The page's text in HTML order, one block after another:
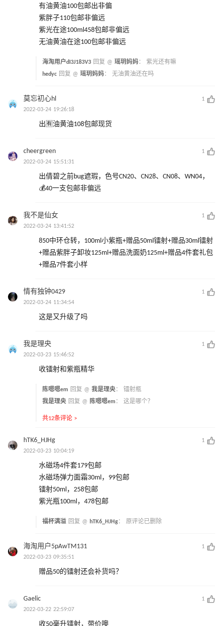
有油黄油100包邮出非偏
紫胖子110包邮非偏远
紫光在途100ml458包邮非偏远
无油黄油在途100包邮非偏远
海淘用户dI3J183V3 回复 @ 瑶玥妈妈： 紫光还有嘛
hedyc 回复 @ 瑶玥妈妈： 无油黄油还在吗
莫忘初心hl
1
2022-03-24 19:26:18
出🈶油黄油108包邮现货
cheergreen
1
2022-03-24 15:51:31
出倩碧之前bug遮瑕，色号CN20、CN28、CN08、WN04，
💰40一支包邮非偏远
我不是仙女
1
2022-03-24 13:41:52
850中环仓转，100ml小紫瓶+赠品50ml镭射+赠品30ml镭射
+赠品紫胖子卸妆125ml+赠品洗面奶125ml+赠品4件套礼包
+赠品7件套小样
情有独钟0429
1
2022-03-24 11:34:54
这是又升级了吗
我是理央
1
2022-03-23 15:46:52
收镭射和紫瓶精华
陈嗯嗯em 回复 @ 我是理央： 镭射瓶
我是理央 回复 @ 陈嗯嗯em ： 这是哪个？
共12条评论 >
hTK6_HJHg
1
2022-03-23 10:04:19
水磁场4件套179包邮
水磁场弹力面霜30ml，99包邮
镭射50ml，258包邮
紫光瓶100ml，478包邮
福杯满溢 回复 @ hTK6_HJHg： 原评论已删除
海淘用户5pAwTM131
1
2022-03-23 09:35:51
赠品50的镭射还会补货吗？
Gaelic
1
2022-03-22 22:59:07
收50毫升镭射，带价噢